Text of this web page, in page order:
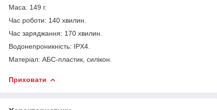
Маса: 149 г.
Час роботи: 140 хвилин.
Час заряджання: 170 хвилин.
Водонепроникність: IPX4.
Матеріал: АБС-пластик, силікон.
Приховати